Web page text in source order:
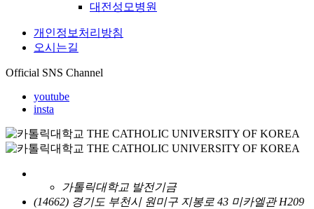
대전성모병원
개인정보처리방침
오시는길
Official SNS Channel
youtube
insta
가톨릭대학교 발전기금
(14662) 경기도 부천시 원미구 지봉로 43 미카엘관 H209